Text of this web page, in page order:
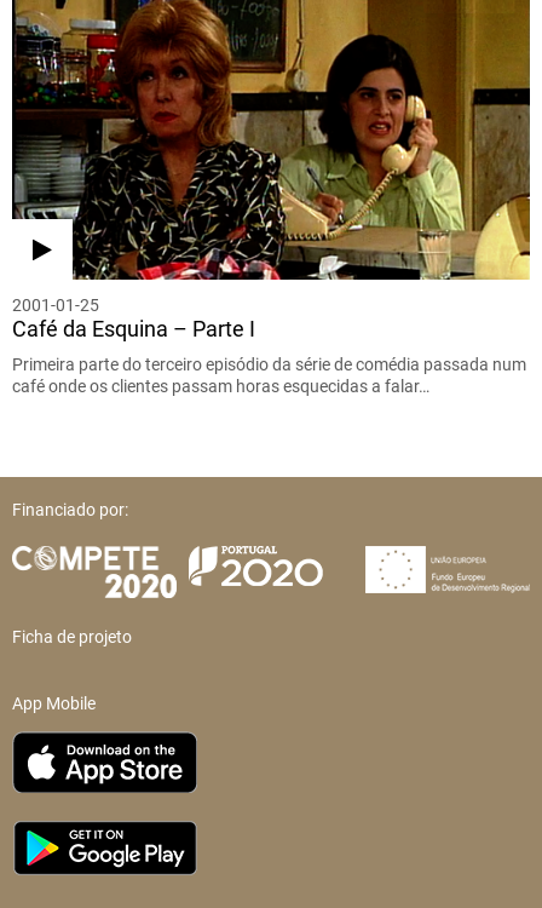
2001-01-25
Café da Esquina – Parte I
Primeira parte do terceiro episódio da série de comédia passada num
café onde os clientes passam horas esquecidas a falar…
Financiado por:
Ficha de projeto
App Mobile